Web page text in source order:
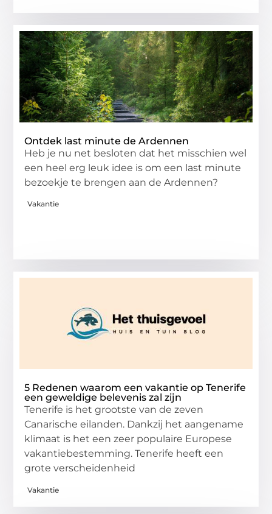
Ontdek last minute de Ardennen
Heb je nu net besloten dat het misschien wel
een heel erg leuk idee is om een last minute
bezoekje te brengen aan de Ardennen?
Vakantie
5 Redenen waarom een vakantie op Tenerife
een geweldige belevenis zal zijn
Tenerife is het grootste van de zeven
Canarische eilanden. Dankzij het aangename
klimaat is het een zeer populaire Europese
vakantiebestemming. Tenerife heeft een
grote verscheidenheid
Vakantie